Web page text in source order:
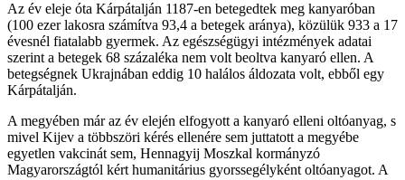
Az év eleje óta Kárpátalján 1187-en betegedtek meg kanyaróban
(100 ezer lakosra számítva 93,4 a betegek aránya), közülük 933 a 17
évesnél fiatalabb gyermek. Az egészségügyi intézmények adatai
szerint a betegek 68 százaléka nem volt beoltva kanyaró ellen. A
betegségnek Ukrajnában eddig 10 halálos áldozata volt, ebből egy
Kárpátalján.
A megyében már az év elején elfogyott a kanyaró elleni oltóanyag, s
mivel Kijev a többszöri kérés ellenére sem juttatott a megyébe
egyetlen vakcinát sem, Hennagyij Moszkal kormányzó
Magyarországtól kért humanitárius gyorssegélyként oltóanyagot. A